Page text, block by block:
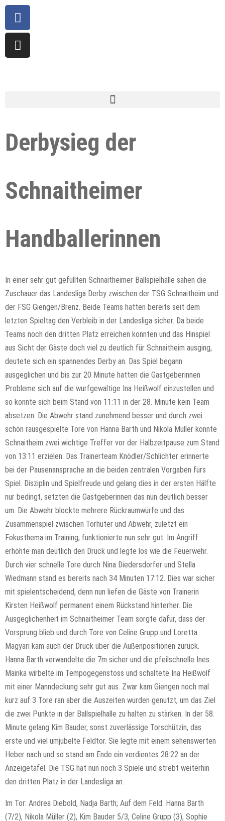
Derbysieg der
Schnaitheimer
Handballerinnen
In einer sehr gut gefüllten Schnaitheimer Ballspielhalle sahen die
Zuschauer das Landesliga Derby zwischen der TSG Schnaitheim und
der FSG Giengen/Brenz. Beide Teams hatten bereits seit dem
letzten Spieltag den Verbleib in der Landesliga sicher. Da beide
Teams noch den dritten Platz erreichen konnten und das Hinspiel
aus Sicht der Gäste doch viel zu deutlich für Schnaitheim ausging,
deutete sich ein spannendes Derby an. Das Spiel begann
ausgeglichen und bis zur 20 Minute hatten die Gastgeberinnen
Probleme sich auf die wurfgewaltige Ina Heißwolf einzustellen und
so konnte sich beim Stand von 11:11 in der 28. Minute kein Team
absetzen. Die Abwehr stand zunehmend besser und durch zwei
schön rausgespielte Tore von Hanna Barth und Nikola Müller konnte
Schnaitheim zwei wichtige Treffer vor der Halbzeitpause zum Stand
von 13:11 erzielen. Das Trainerteam Knödler/Schlichter erinnerte
bei der Pausenansprache an die beiden zentralen Vorgaben fürs
Spiel. Disziplin und Spielfreude und gelang dies in der ersten Hälfte
nur bedingt, setzten die Gastgeberinnen das nun deutlich besser
um. Die Abwehr blockte mehrere Rückraumwürfe und das
Zusammenspiel zwischen Torhüter und Abwehr, zuletzt ein
Fokusthema im Training, funktionierte nun sehr gut. Im Angriff
erhöhte man deutlich den Druck und legte los wie die Feuerwehr.
Durch vier schnelle Tore durch Nina Diedersdorfer und Stella
Wiedmann stand es bereits nach 34 Minuten 17:12. Dies war sicher
mit spielentscheidend, denn nun liefen die Gäste von Trainerin
Kirsten Heißwolf permanent einem Rückstand hinterher. Die
Ausgeglichenheit im Schnaitheimer Team sorgte dafür, dass der
Vorsprung blieb und durch Tore von Celine Grupp und Loretta
Magyari kam auch der Druck über die Außenpositionen zurück.
Hanna Barth verwandelte die 7m sicher und die pfeilschnelle Ines
Mainka wirbelte im Tempogegenstoss und schaltete Ina Heißwolf
mit einer Manndeckung sehr gut aus. Zwar kam Giengen noch mal
kurz auf 3 Tore ran aber die Auszeiten wurden genutzt, um das Ziel
die zwei Punkte in der Ballspielhalle zu halten zu stärken. In der 58.
Minute gelang Kim Bauder, sonst zuverlässige Torschützin, das
erste und viel umjubelte Feldtor. Sie legte mit einem sehenswerten
Heber nach und so stand am Ende ein verdientes 28:22 an der
Anzeigetafel. Die TSG hat nun noch 3 Spiele und strebt weiterhin
den dritten Platz in der Landesliga an.
Im Tor: Andrea Diebold, Nadja Barth; Auf dem Feld: Hanna Barth
(7/2), Nikola Müller (2), Kim Bauder 5/3, Celine Grupp (3), Sophie